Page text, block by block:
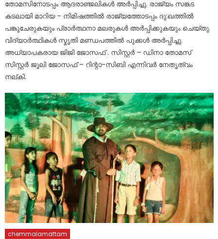
തോമസിനോടപ്പം ആദരാഞ്ജലികൾ അർപ്പിച്ചു. രാജ്യം സങ്കട
കടലായി മാറിയ – നിമിഷത്തിൽ രാജ്യത്തോടപ്പം ദു:ഖത്തിൽ
പങ്കുചേരുകയും പ്രാർത്ഥനാ മലരുകൾ അർപ്പിക്കുകയും ചെയ്തു.
വിദ്യാർത്ഥികൾ സ്മൃതി മണ്ഡപത്തിൽ പുക്കൾ അർപ്പിച്ചു.
അധ്യാപകരായ ജിജി ജോസഫ് . സിസ്റ്റർ – ഡിനാ തോമസ്
സിസ്റ്റർ ജൂലി ജോസഫ് – റിന്റാ-സിബി എന്നിവർ നേതൃത്വം
നല്കി.
chemmalamattam